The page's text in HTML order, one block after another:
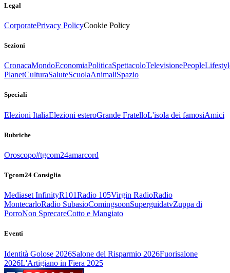
Legal
CorporatePrivacy PolicyCookie Policy
Sezioni
CronacaMondoEconomiaPoliticaSpettacoloTelevisionePeople
PlanetCulturaSaluteScuolaAnimaliSpazio
Speciali
Elezioni ItaliaElezioni esteroGrande FratelloL'isola dei famosiAmici
Rubriche
Oroscopo#tgcom24amarcord
Tgcom24 Consiglia
Mediaset InfinityR101Radio 105Virgin RadioRadio
MontecarloRadio SubasioComingsoonSuperguidatvZuppa di
PorroNon SprecareCotto e Mangiato
Eventi
Identità Golose 2026Salone del Risparmio 2026Fuorisalone
2026L'Artigiano in Fiera 2025